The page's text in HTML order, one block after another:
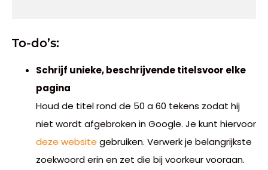
To-do’s:
Schrijf unieke, beschrijvende titelsvoor elke
pagina
Houd de titel rond de 50 a 60 tekens zodat hij
niet wordt afgebroken in Google. Je kunt hiervoor
deze website gebruiken. Verwerk je belangrijkste
zoekwoord erin en zet die bij voorkeur vooraan.